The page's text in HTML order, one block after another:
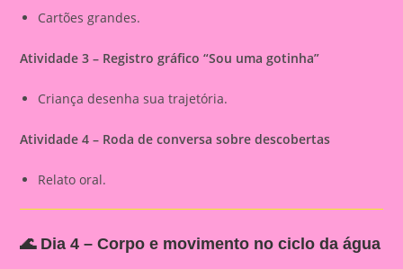
Cartões grandes.
Atividade 3 – Registro gráfico “Sou uma gotinha”
Criança desenha sua trajetória.
Atividade 4 – Roda de conversa sobre descobertas
Relato oral.
🌊 Dia 4 – Corpo e movimento no ciclo da água